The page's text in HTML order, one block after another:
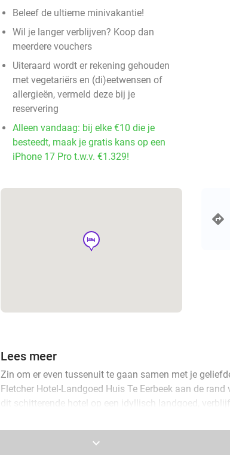
Beleef de ultieme minivakantie!
Wil je langer verblijven? Koop dan
meerdere vouchers
Uiteraard wordt er rekening gehouden
met vegetariërs en (di)eetwensen of
allergieën, vermeld deze bij je
reservering
Alleen vandaag: bij elke €10 die je
besteedt, maak je gratis kans op een
iPhone 17 Pro t.w.v. €1.329!
hotel
Lees meer
Zin om er even tussenuit te gaan samen met je
Fletcher Hotel-Landgoed Huis Te Eerbeek aan de
dit schitterende hotel op een idyllisch landgoed,
flatscreen-tv, gratis wifi én een eigen badkamer. Jullie
keyboard_arrow_down